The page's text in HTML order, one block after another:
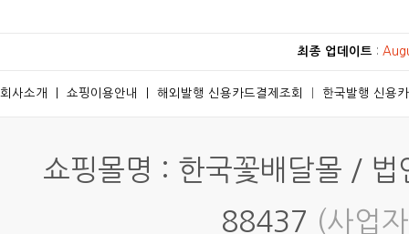
최종 업데이트 :
회사소개 쇼핑이용안내 해외발행 신용카드결제조회 한국발행 신용
쇼핑몰명 : 한국꽃배달몰 /
88437 (사업